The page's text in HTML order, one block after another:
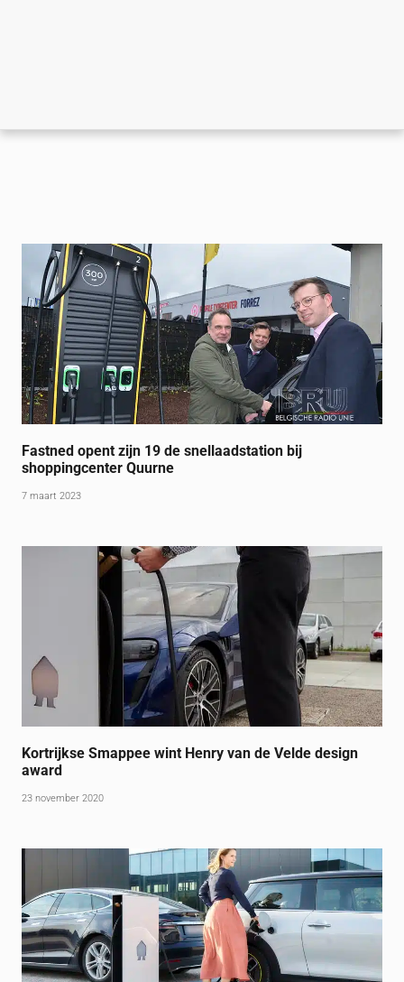
Fastned opent zijn 19 de snellaadstation bij
shoppingcenter Quurne
7 maart 2023
Kortrijkse Smappee wint Henry van de Velde design
award
23 november 2020